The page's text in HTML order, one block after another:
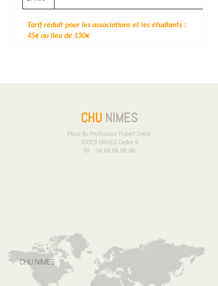
Tarif réduit pour les associations et les étudiants :
45€ au lieu de 130€
CHU NIMES
Place du Professeur Robert Debré
30029 NIMES Cedex 9
Tél. : 04.66.68.68.68
CHU NIMES